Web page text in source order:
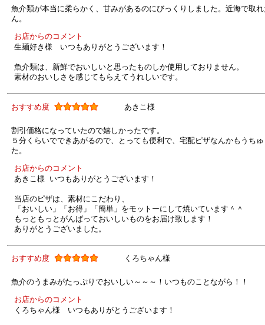
魚介類が本当に柔らかく、甘みがあるのにびっくりしました。近海で取
ん。
お店からのコメント
生麺好き様 いつもありがとうございます！
魚介類は、新鮮でおいしいと思ったものしか使用しておりません。
素材のおいしさを感じてもらえてうれしいです。
おすすめ度 あきこ様
割引価格になっていたので嬉しかったです。
５分くらいでできあがるので、とっても便利で、宅配ピザなんかもうち
た。
お店からのコメント
あきこ様 いつもありがとうございます！
当店のピザは、素材にこだわり、
「おいしい」「お得」「簡単」をモットーにして焼いています＾＾
もっともっとがんばっておいしいものをお届け致します！
ありがとうございました。
おすすめ度 くろちゃん様
魚介のうまみがたっぷりでおいしい～～～！いつものことながら！！
お店からのコメント
くろちゃん様 いつもありがとうございます！